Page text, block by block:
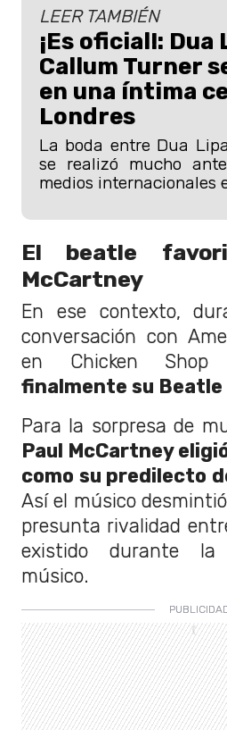
LEER TAMBIÉN
¡Es oficial!: Dua
Callum Turner
en una íntima
Londres
La boda entre Dua
se realizó mucho
medios internacionales
El beatle
McCartney
En ese contexto,
conversación con
en Chicken Shop
finalmente su
Para la sorpresa de
Paul McCartney
como su predilecto
Así el músico
presunta rivalidad
existido durante la
músico.